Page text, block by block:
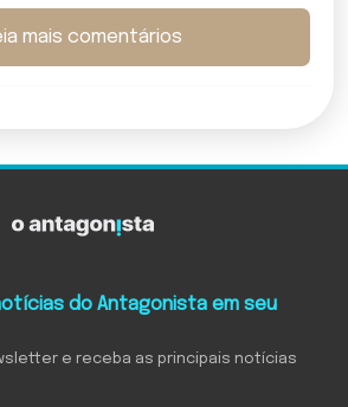
mais comentários
do Antagonista em seu
e receba as principais notícias